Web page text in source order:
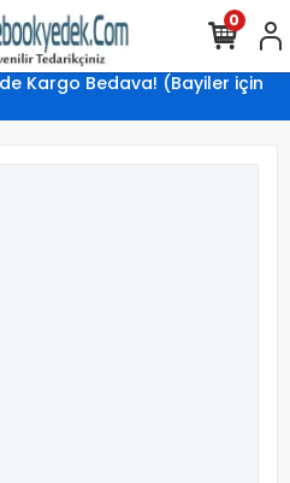
Kargo Bedava! (Bayiler için
0